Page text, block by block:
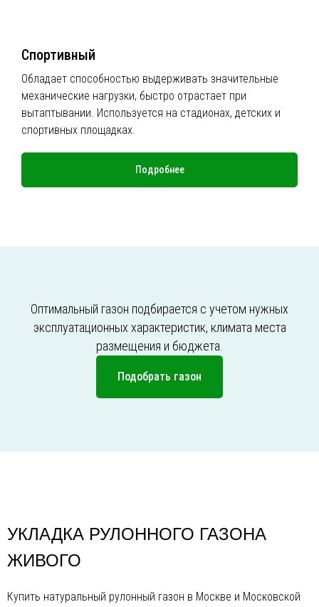
Спортивный
Обладает способностью выдерживать значительные
механические нагрузки, быстро отрастает при
вытаптывании. Используется на стадионах, детских и
спортивных площадках.
Подробнее
Оптимальный газон подбирается с учетом нужных
эксплуатационных характеристик, климата места
размещения и бюджета.
Подобрать газон
УКЛАДКА РУЛОННОГО ГАЗОНА
ЖИВОГО
Купить натуральный рулонный газон в Москве и Московской